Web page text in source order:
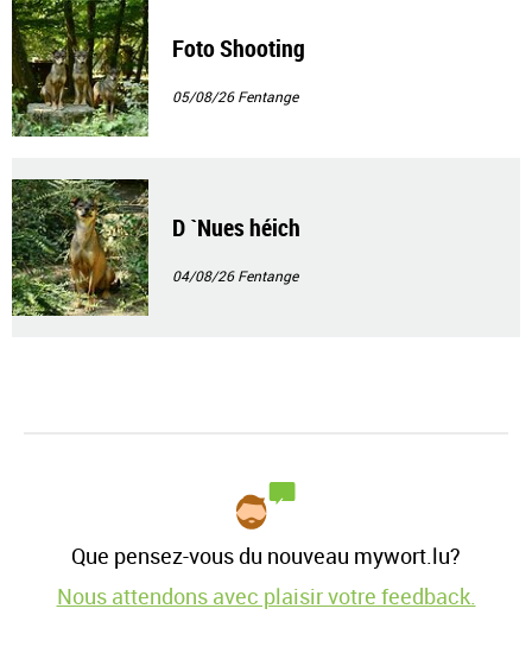
Foto Shooting
05/08/26Fentange
D `Nues héich
04/08/26Fentange
Que pensez-vous du nouveau mywort.lu?
Nous attendons avec plaisir votre feedback.